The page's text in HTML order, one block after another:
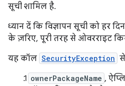
सूची शामिल है.
ध्यान दें कि विज्ञापन सूची को हर
के ज़रिए, पूरी तरह से ओवरराइट
यह कॉल SecurityException
ownerPackageName ,